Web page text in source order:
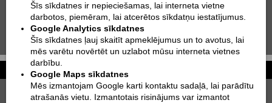
Izvēlēties
Modelis:
Izvēlēties
Meklēt!
Foto galerijas
KTM 250 EXC TPI SIX DAYS | 2022
Šīs sīkdatnes ir nepieciešamas, lai interneta vietne
darbotos, piemēram, lai atcerētos sīkdatņu iestatījumus.
Google Analytics sīkdatnes
Šīs sīkdatnes ļauj skaitīt apmeklējumus un to avotus, lai
mēs varētu novērtēt un uzlabot mūsu interneta vietnes
darbību.
Google Maps sīkdatnes
Mēs izmantojam Google karti kontaktu sadaļā, lai parādītu
atrašanās vietu. Izmantotais risinājums var izmantot